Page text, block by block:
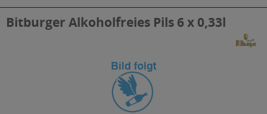
Bitburger Alkoholfreies Pils 6 x 0,33l